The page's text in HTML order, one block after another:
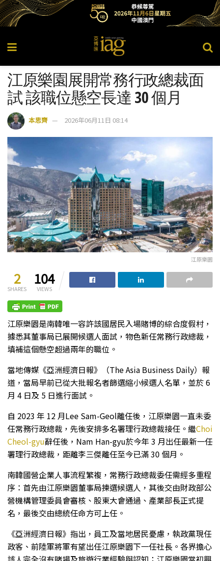
江原樂園展開常務行政總裁面
試 該職位懸空長達 30 個月
本思齊 2026年06月11日 08:14
江原樂園
2
SHARES
104
VIEWS
江原樂園是南韓唯一容許該國居民入場賭博的綜合度假村，
據悉其董事局已展開候選人面試，物色新任常務行政總裁，
填補這個懸空超過兩年的職位。
當地傳媒《亞洲經濟日報》（The Asia Business Daily）報
道，當局早前已從大批報名者篩選縮小候選人名單，並於 6
月 4 日及 5 日進行面試。
自 2023 年 12 月Lee Sam-Geol離任後，江原樂園一直未委
任常務行政總裁，先後安排多名署理行政總裁接任。繼Choi
Cheol-gyu辭任後，Nam Han-gyu於今年 3 月出任最新一任
署理行政總裁，距離李三傑離任至今已滿 30 個月。
南韓國營企業人事流程繁複，常務行政總裁委任需經多重程
序：首先由江原樂園董事局揀選候選人，其後交由財政部公
營機構管理委員會審核、股東大會通過、產業部長正式提
名，最後交由總統任命方可上任。
《亞洲經濟日報》指出，員工及當地居民憂慮，執政黨現任
政客、前陸軍將軍有望出任江原樂園下一任社長。各界擔心